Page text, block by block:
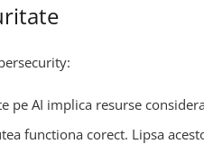
pe AI implica resurse
functiona corect. Lipsa